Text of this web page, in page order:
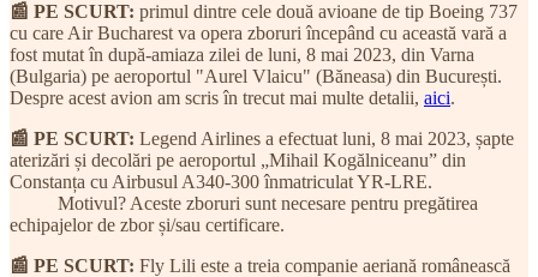
📰 PE SCURT: primul dintre cele două avioane de tip Boeing 737
cu care Air Bucharest va opera zboruri începând cu această vară a
fost mutat în după-amiaza zilei de luni, 8 mai 2023, din Varna
(Bulgaria) pe aeroportul "Aurel Vlaicu" (Băneasa) din București.
Despre acest avion am scris în trecut mai multe detalii, aici.
📰 PE SCURT: Legend Airlines a efectuat luni, 8 mai 2023, șapte
aterizări și decolări pe aeroportul „Mihail Kogălniceanu” din
Constanța cu Airbusul A340-300 înmatriculat YR-LRE.
Motivul? Aceste zboruri sunt necesare pentru pregătirea
echipajelor de zbor și/sau certificare.
📰 PE SCURT: Fly Lili este a treia companie aeriană românească